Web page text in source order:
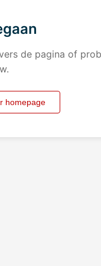
de pagina of
homepage